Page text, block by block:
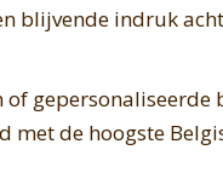
blijvende indruk
gepersonaliseerde
de hoogste